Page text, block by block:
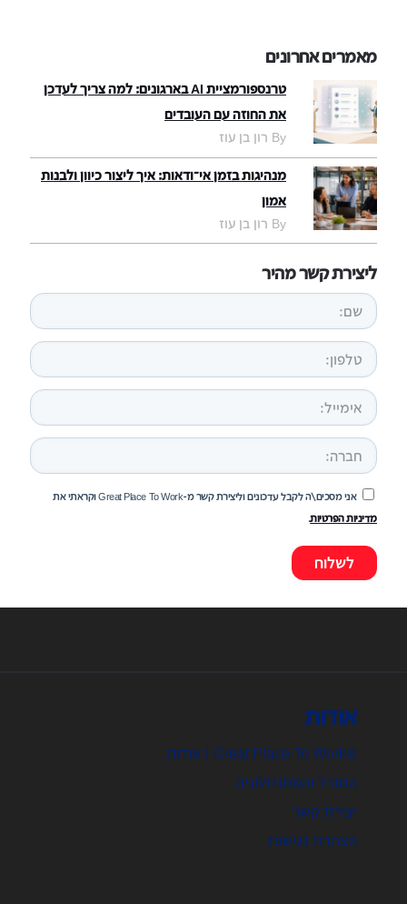
מאמרים אחרונים
טרנספורמציית AI בארגונים: למה צריך לעדכן
את החוזה עם העובדים
By רון בן עוז
מנהיגות בזמן אי־ודאות: איך ליצור כיוון ולבנות
אמון
By רון בן עוז
ליצירת קשר מהיר
אני מסכים\ה לקבל עדכונים וליצירת קשר מ-Great Place To Work וקראתי את
מדיניות הפרטיות.
אודות
®Great Place To Work | אודות
המודל והמתודולוגיה
יצירת קשר
הצהרת נגישות